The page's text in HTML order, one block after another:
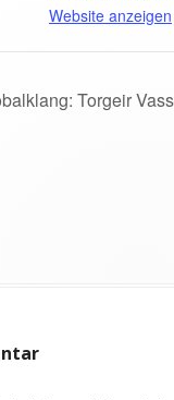
u
F
Website anzeigen
Torgeir